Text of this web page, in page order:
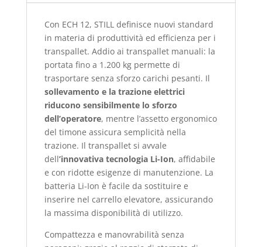
Con ECH 12, STILL definisce nuovi standard
in materia di produttività ed efficienza per i
transpallet. Addio ai transpallet manuali: la
portata fino a 1.200 kg permette di
trasportare senza sforzo carichi pesanti. Il
sollevamento e la trazione elettrici
riducono sensibilmente lo sforzo
dell’operatore, mentre l’assetto ergonomico
del timone assicura semplicità nella
trazione. Il transpallet si avvale
dell’innovativa tecnologia Li-Ion, affidabile
e con ridotte esigenze di manutenzione. La
batteria Li-Ion è facile da sostituire e
inserire nel carrello elevatore, assicurando
la massima disponibilità di utilizzo.
Compattezza e manovrabilità senza